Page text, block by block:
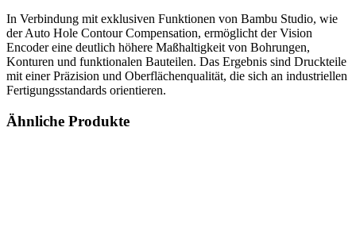
In Verbindung mit exklusiven Funktionen von Bambu Studio, wie
der Auto Hole Contour Compensation, ermöglicht der Vision
Encoder eine deutlich höhere Maßhaltigkeit von Bohrungen,
Konturen und funktionalen Bauteilen. Das Ergebnis sind Druckteile
mit einer Präzision und Oberflächenqualität, die sich an industriellen
Fertigungsstandards orientieren.
Ähnliche Produkte